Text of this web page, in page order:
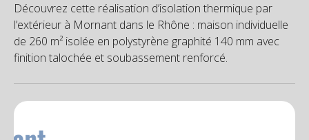
Découvrez cette réalisation d’isolation thermique par
l’extérieur à Mornant dans le Rhône : maison individuelle
de 260 m² isolée en polystyrène graphité 140 mm avec
finition talochée et soubassement renforcé.